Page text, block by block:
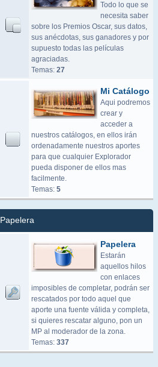
Todo lo que se
necesita saber
sobre los Premios Oscar, sus datos,
sus anécdotas, sus ganadores y por
supuesto todas las películas
agraciadas.
Temas: 27
Mi Catálogo
Aqui podremos
crear y
acceder a
nuestros catálogos, en ellos irán
ordenadamente nuestros aportes
para que cualquier Explorador
pueda disponer de ellos mas
facilmente.
Temas: 5
Papelera
Papelera
Estarán
aquellos hilos
con enlaces
imposibles de completar, podrán ser
rescatados por todo aquel que
aporte una fuente válida y completa,
si quieres rescatar alguno, pon un
MP al moderador de la zona.
Temas: 337